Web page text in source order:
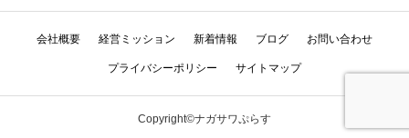
会社概要 経営ミッション 新着情報 ブログ お問い合わせ
プライバシーポリシー サイトマップ
Copyright©ナガサワぷらす